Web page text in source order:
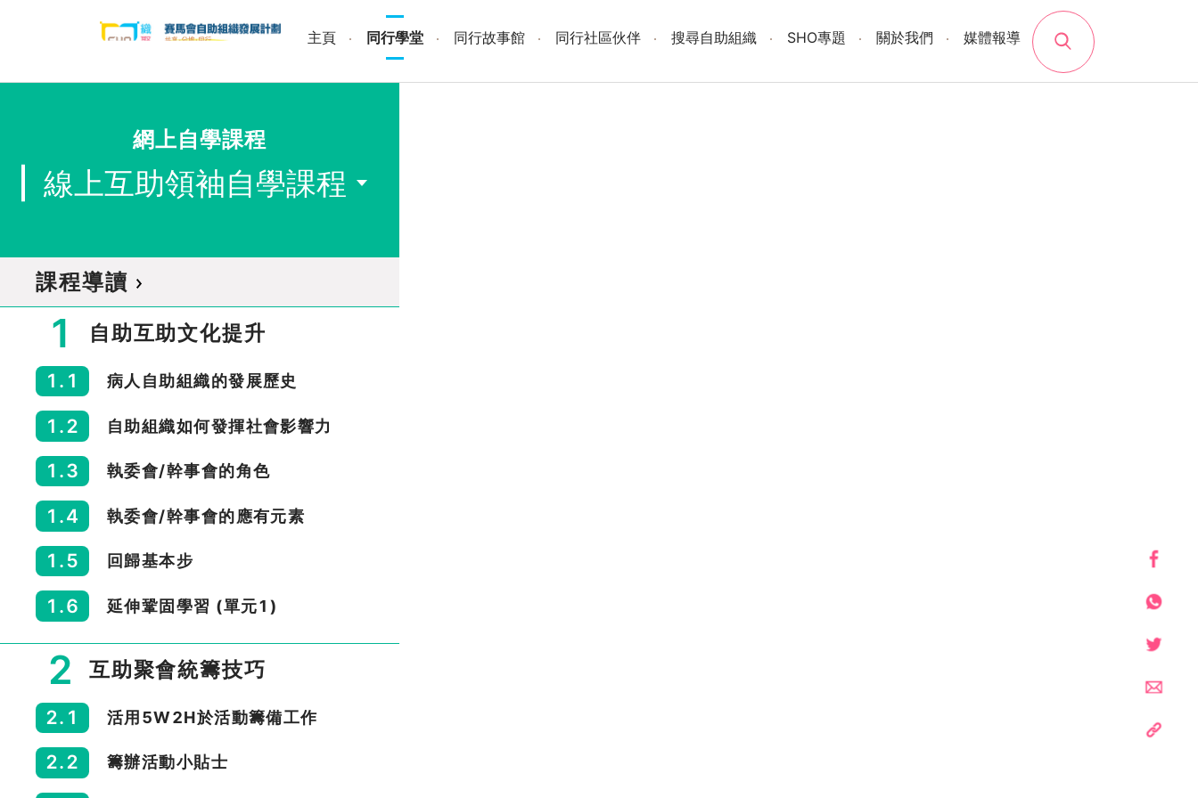
search
主頁
同行學堂 同行故事館 同行社區伙伴 搜尋自助組織 SHO專題 關於我們 媒體報導
網上自學課程
線上互助領袖自學課程
課程導讀
1 自助互助文化提升
1.1 病人自助組織的發展歷史
1.2 自助組織如何發揮社會影響力
1.3 執委會/幹事會的角色
1.4 執委會/幹事會的應有元素
1.5 回歸基本步
1.6 延伸鞏固學習 (單元1)
2 互助聚會統籌技巧
2.1 活用5W2H於活動籌備工作
2.2 籌辦活動小貼士